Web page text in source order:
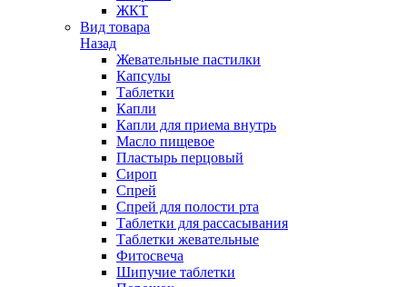
ЖКТ
Вид товара
Назад
Жевательные пастилки
Капсулы
Таблетки
Капли
Капли для приема внутрь
Масло пищевое
Пластырь перцовый
Сироп
Спрей
Спрей для полости рта
Таблетки для рассасывания
Таблетки жевательные
Фитосвеча
Шипучие таблетки